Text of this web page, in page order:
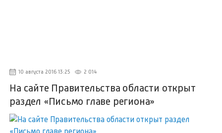
10 августа 2016 13:25 2 014
На сайте Правительства области открыт
раздел «Письмо главе региона»